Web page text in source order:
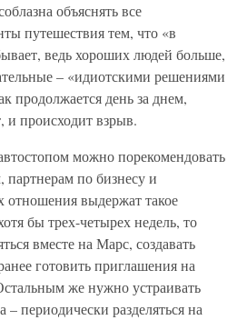
объяснять все
путешествия тем, что «в
ведь хороших людей больше,
– «идиотскими решениями
продолжается день за днем,
и происходит взрыв.
можно порекомендовать
по бизнесу и
выдержат такое
бы трех-четырех недель, то
вместе на Марс, создавать
готовить приглашения на
же нужно устраивать
– периодически разделяться на